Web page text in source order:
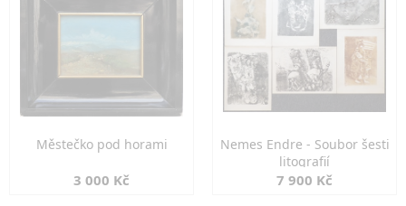
Městečko pod horami
3 000 Kč
Nemes Endre - Soubor šesti
litografií
7 900 Kč